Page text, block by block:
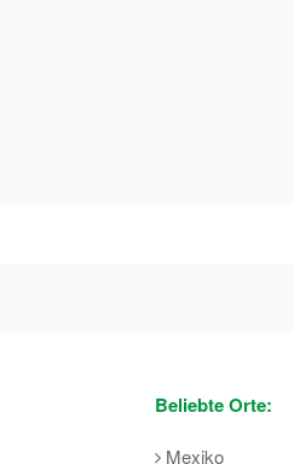
Beliebte Orte:
Mexiko